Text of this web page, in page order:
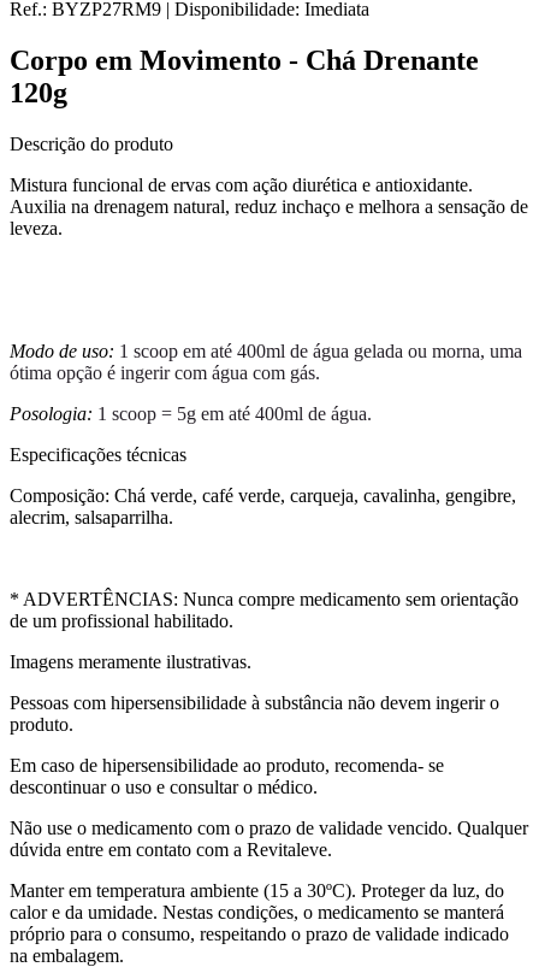
Ref.: BYZP27RM9 | Disponibilidade: Imediata
Corpo em Movimento - Chá Drenante
120g
Descrição do produto
Mistura funcional de ervas com ação diurética e antioxidante.
Auxilia na drenagem natural, reduz inchaço e melhora a sensação de
leveza.
Modo de uso: 1 scoop em até 400ml de água gelada ou morna, uma
ótima opção é ingerir com água com gás.
Posologia: 1 scoop = 5g em até 400ml de água.
Especificações técnicas
Composição: Chá verde, café verde, carqueja, cavalinha, gengibre,
alecrim, salsaparrilha.
* ADVERTÊNCIAS: Nunca compre medicamento sem orientação
de um profissional habilitado.
Imagens meramente ilustrativas.
Pessoas com hipersensibilidade à substância não devem ingerir o
produto.
Em caso de hipersensibilidade ao produto, recomenda- se
descontinuar o uso e consultar o médico.
Não use o medicamento com o prazo de validade vencido. Qualquer
dúvida entre em contato com a Revitaleve.
Manter em temperatura ambiente (15 a 30ºC). Proteger da luz, do
calor e da umidade. Nestas condições, o medicamento se manterá
próprio para o consumo, respeitando o prazo de validade indicado
na embalagem.